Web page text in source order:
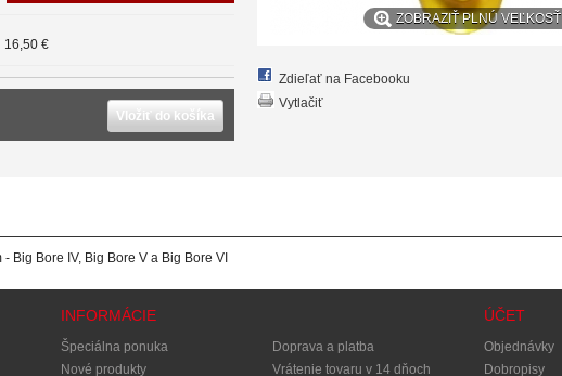
ZOBRAZIŤ PLNÚ VEĽKOSŤ
Zdieľať na Facebooku
Vytlačiť
16,50 €
Vložiť do košíka
Big Bore IV, Big Bore V a Big Bore VI
INFORMÁCIE
Špeciálna ponuka
Nové produkty
Doprava a platba
Vrátenie tovaru v 14 dňoch
ÚČET
Objednávky
Dobropisy